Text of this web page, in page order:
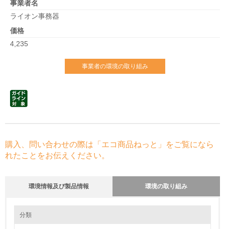
事業者名
ライオン事務器
価格
4,235
事業者の環境の取り組み
購入、問い合わせの際は「エコ商品ねっと」をご覧になら
れたことをお伝えください。
環境情報及び製品情報 環境の取り組み
分類